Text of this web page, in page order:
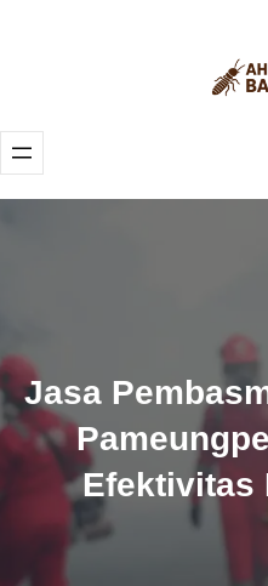
Jasa
Efektivitas